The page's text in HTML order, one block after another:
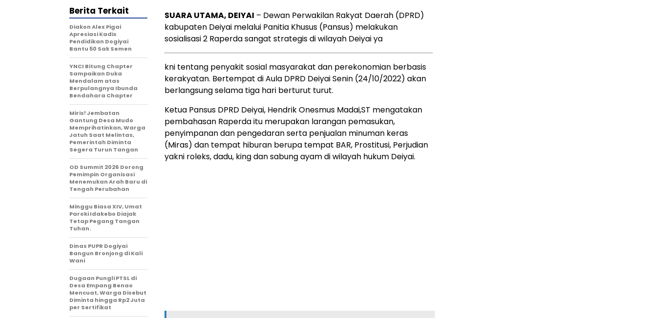
SUARA UTAMA, DEIYAI – Dewan Perwakilan Rakyat Daerah (DPRD)
kabupaten Deiyai melalui Panitia Khusus (Pansus) melakukan
sosialisasi 2 Raperda sangat strategis di wilayah Deiyai ya
kni tentang penyakit sosial masyarakat dan perekonomian berbasis
kerakyatan. Bertempat di Aula DPRD Deiyai Senin (24/10/2022) akan
berlangsung selama tiga hari berturut turut.
Ketua Pansus DPRD Deiyai, Hendrik Onesmus Madai,ST mengatakan
pembahasan Raperda itu merupakan larangan pemasukan,
penyimpanan dan pengedaran serta penjualan minuman keras
(Miras) dan tempat hiburan berupa tempat BAR, Prostitusi, Perjudian
yakni roleks, dadu, king dan sabung ayam di wilayah hukum Deiyai.
Berita Terkait
Diakon Alex Pigai
Apresiasi Kadis
Pendidikan Dogiyai
Bantu 50 Sak Semen
YNCI Bitung Chapter
Sampaikan Duka
Mendalam atas
Berpulangnya Ibunda
Bendahara Chapter
Miris! Jembatan
Gantung Desa Mudo
Memprihatinkan, Warga
Jatuh Saat Melintas,
Pemerintah Diminta
Segera Turun Tangan
OD Summit 2026 Dorong
Pemimpin Organisasi
Menemukan Arah Baru di
Tengah Perubahan
Minggu Biasa XIV, Umat
Paroki Idakebo Diajak
Tetap Pegang Tangan
Tuhan.
Dinas PUPR Dogiyai
Bangun Bronjong di Kali
Wani
Dugaan Pungli PTSL di
Desa Empang Benao
Mencuat, Warga Disebut
Diminta hingga Rp2 Juta
per Sertifikat